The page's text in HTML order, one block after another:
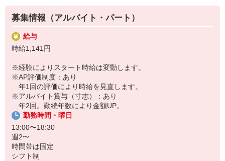
給食運営を行う業界大手。
地域に根ざしたサービスを展開し、安心・安全な食事づくりを支
えています。
募集情報（アルバイト・パート）
給与
時給1,141円
※経験によりスタート時給は変動します。
※AP評価制度：あり
年1回の評価により時給を見直します。
※アルバイト賞与（寸志）：あり
年2回。勤続年数により金額UP。
勤務時間・曜日
13:00〜18:30
週2〜
時間帯は固定
シフト制